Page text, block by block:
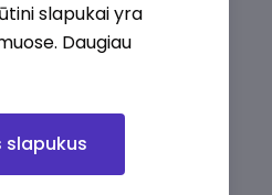
slapukai yra
Daugiau
slapukus